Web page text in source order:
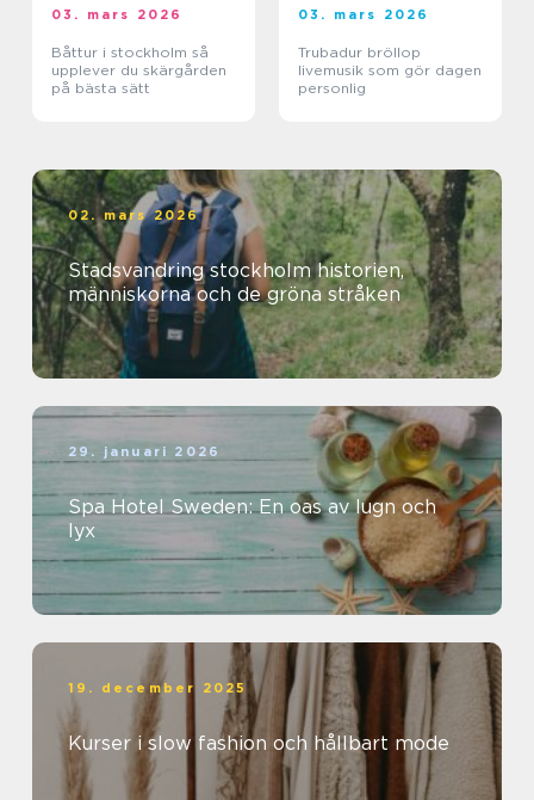
03. mars 2026
Båttur i stockholm så
upplever du skärgården
på bästa sätt
03. mars 2026
Trubadur bröllop
livemusik som gör dagen
personlig
02. mars 2026
Stadsvandring stockholm historien,
människorna och de gröna stråken
29. januari 2026
Spa Hotel Sweden: En oas av lugn och
lyx
19. december 2025
Kurser i slow fashion och hållbart mode